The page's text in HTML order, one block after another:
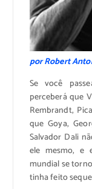
por Robert
Se você
perceberá que
Rembrandt,
que Goya,
Salvador Dali
ele mesmo, e
mundial se
tinha feito